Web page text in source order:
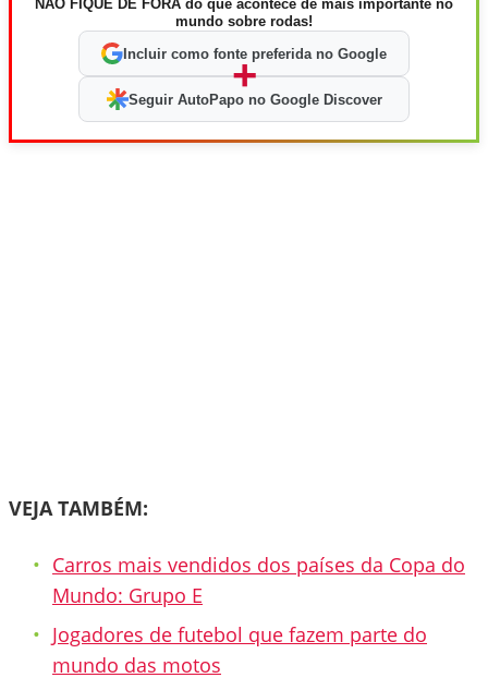
NÃO FIQUE DE FORA do que acontece de mais importante no
mundo sobre rodas!
Incluir como fonte preferida no Google
+
Seguir AutoPapo no Google Discover
VEJA TAMBÉM:
Carros mais vendidos dos países da Copa do
Mundo: Grupo E
Jogadores de futebol que fazem parte do
mundo das motos